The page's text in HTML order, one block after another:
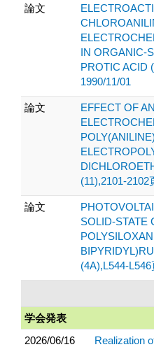
論文
IN ORGANIC-
PROTIC ACID
1990/11/01
論文
EFFECT OF
(11),2101-2102
論文
SOLID-STATE
(4A),L544-
学会発表
2026/06/16
Realization